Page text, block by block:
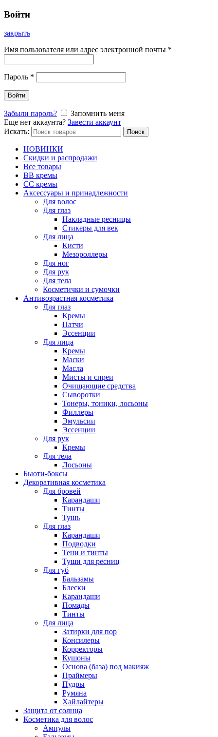
Войти
закрыть
Имя пользователя или адрес электронной почты *
Пароль *
Войти
Забыли пароль?
Запомнить меня
Еще нет аккаунта? Завести аккаунт
Искать:
Поиск
НОВИНКИ
Скидки и распродажи
Все товары
BB кремы
CC кремы
Аксессуары и принадлежности
Для волос
Для глаз
Накладные ресницы
Стикеры для век
Для лица
Кисти
Мезороллеры
Для ног
Для рук
Для тела
Косметички и сумочки
Антивозрастная косметика
Для глаз
Кремы
Патчи
Эссенции
Для лица
Кремы
Маски
Масла
Мисты и спреи
Очищающие средства
Сыворотки
Тонеры, тоники, лосьоны
Филлеры
Эмульсии
Эссенции
Для рук
Кремы
Для тела
Лосьоны
Бьюти-боксы
Декоративная косметика
Для бровей
Карандаши
Тинты
Тушь
Для глаз
Карандаши
Подводки
Тени и тинты
Туши для ресниц
Для губ
Бальзамы
Блески
Карандаши
Помады
Тинты
Для лица
Затирки для пор
Консилеры
Корректоры
Кушоны
Основа (база) под макияж
Праймеры
Пудры
Румяна
Хайлайтеры
Защита от солнца
Косметика для волос
Ампулы